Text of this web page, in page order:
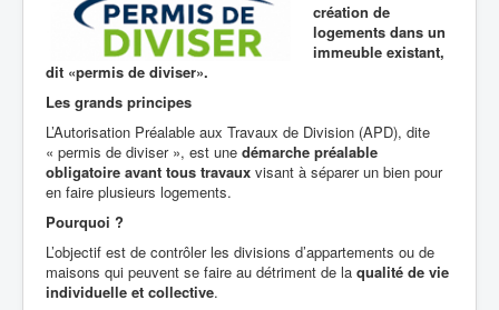
création de
logements dans un
immeuble existant,
dit «permis de diviser».
Les grands principes
L’Autorisation Préalable aux Travaux de Division (APD), dite
« permis de diviser », est une démarche préalable
obligatoire avant tous travaux visant à séparer un bien pour
en faire plusieurs logements.
Pourquoi ?
L’objectif est de contrôler les divisions d’appartements ou de
maisons qui peuvent se faire au détriment de la qualité de vie
individuelle et collective.